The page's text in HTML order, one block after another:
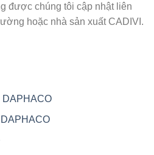
được chúng tôi cập nhật liên
hoặc nhà sản xuất CADIVI.
DAPHACO